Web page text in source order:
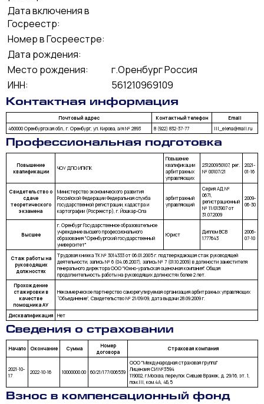
Дата включения в
Госреестр:
Номер в Госреестре:
Дата рождения:
Место рождения:
г.Оренбург Россия
ИНН:
561210969109
Контактная информация
Почтовый адрес Контактный телефон
Email
460000 Оренбургская обл., г. Оренбург, ул. Кирова, а/я № 2893
8 (922) 832-37-77 lll_elena@mail.ru
Профессиональная подготовка
Повышение
квалификации
ЧОУ ДПО ИПКПК
Повышение
квалификации
арбитражных
управляющих
231200950107, рег.
№ 00107/21
2021-
01-16
Свидетельство о
сдаче
теоретического
экзамена
Министерство экономического развития
Российской Федерации Федеральная служба
государственной регистрации, кадастра и
картографии (Росреестр), г. Йошкар-Ола
арбитражный
управляющий
Серия АД №
0671,
регистрационный
№ 11/013907 от
31.07.2009
2009-
06-30
Высшее
г. Оренбург Государственное образовательное
учреждение высшего профессионального
образования "Оренбургский государственный
университет"
Юрист
Диплом ВСВ
1777643
2006-
07-10
Стаж работы на
руководящих
должностях
Трудовая книжка TK № 3014333 от 06.01.2005 г. подтверждающая стаж руководящей
деятельности, запись № 6 (04.06.2007), запись № 7 (01.10.2009) в должности заместителя
генерального директора ООО "Южно-уральская оценочная компания". Общая
продолжительность работы на руководящих должностях более 2 лет.
Прохождение
стажировки в
качестве
помощника АУ
Некоммерческое партнерство саморегулируемая организация арбитражных управляющих
“Объединение”, Свидетельство № 21/09/09, дата выдачи 28.09.2009 г.
Дисквалификация Нет
Сведения о страховании
Начало Окончание Сумма
Номер
договора
Страховая компания
2021-10-
17
2022-10-16 10000000.00 60/21/177/006539
ООО "Международная страховая группа"
Лицензия СИ №3594
119002, г.Москва, переулок Сивцев Вражек, д. 29/16, эт. 1,
пом.III, ком.4А, 4Б,5
Взнос в компенсационный фонд